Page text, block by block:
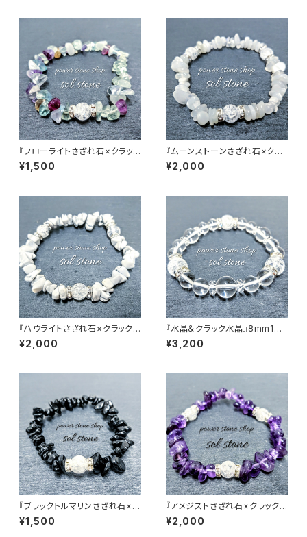
『フローライトさざれ石×クラック
水晶』天然石パワーストーンブレ
スレット
¥1,500
『ムーンストーンさざれ石×クラ
ック水晶３つ』天然石パワースト
ーンブレスレット
¥2,000
『ハウライトさざれ石×クラック
水晶３つ』天然石パワーストーン
ブレスレット
¥2,000
『水晶＆クラック水晶』8mm10
mm天然石パワーストーンブレ
スレット
¥3,200
『ブラックトルマリンさざれ石×ク
ラック水晶』天然石パワーストー
ンブレスレット
¥1,500
『アメジストさざれ石×クラック
水晶３つ』天然石パワーストーン
ブレスレット
¥2,000